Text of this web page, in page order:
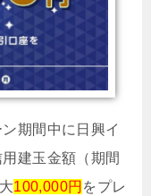
期間中に日興イ
建玉金額（期間
100,000円 をプレ